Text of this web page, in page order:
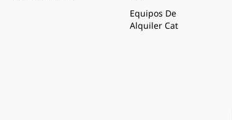
Equipos De
Alquiler Cat